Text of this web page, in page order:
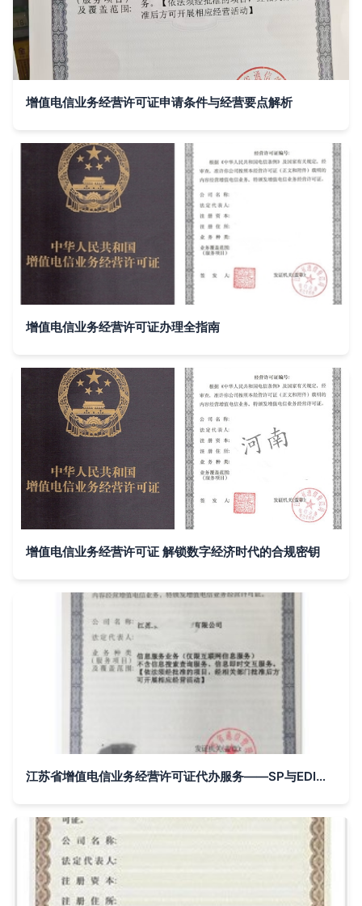
增值电信业务经营许可证申请条件与经营要点解析
增值电信业务经营许可证办理全指南
增值电信业务经营许可证 解锁数字经济时代的合规密钥
江苏省增值电信业务经营许可证代办服务——SP与EDI证详细指南